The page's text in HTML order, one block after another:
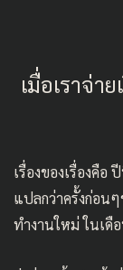
เมื่อเราจ่า
เรื่องของเรื่องคือ
แปลกว่าครั้งก่อน
ทำงานใหม่ ในเดื